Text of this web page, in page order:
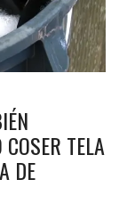
TELA
DE